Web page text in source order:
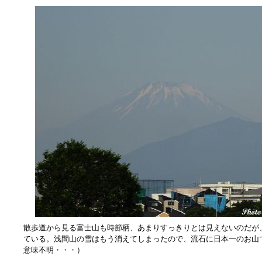
散歩道から見る富士山も時節柄、あまりすっきりとは見えないのだ
ている。浅間山の雪はもう消えてしまったので、流石に日本一のお
意味不明・・・）